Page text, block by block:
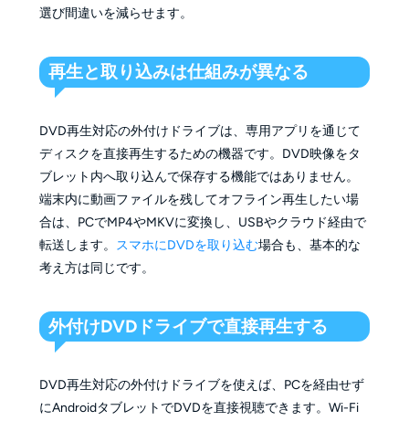
選び間違いを減らせます。
再生と取り込みは仕組みが異なる
DVD再生対応の外付けドライブは、専用アプリを通じて
ディスクを直接再生するための機器です。DVD映像をタ
ブレット内へ取り込んで保存する機能ではありません。
端末内に動画ファイルを残してオフライン再生したい場
合は、PCでMP4やMKVに変換し、USBやクラウド経由で
転送します。 スマホにDVDを取り込む場合も、基本的な
考え方は同じです。
外付けDVDドライブで直接再生する
DVD再生対応の外付けドライブを使えば、PCを経由せず
にAndroidタブレットでDVDを直接視聴できます。Wi-Fi